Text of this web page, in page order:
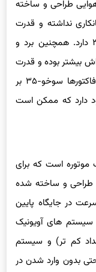
طراحی و ساخته
نداشته و قدرت
حمل سلاح بسیار بیشتری نسبت به اف-۳۵ دارد. همچنین برد و
بیشتر بوده و قدرت
مانور بسیار بالایی نیز دارد. تقریباً در تمام فاکتورها سوخو-۳۵ بر
دارد که ممکن است
موتوره است که برای
طراحی و ساخته شده
برد و سرعت در جایگاه پایین
گیرد اما سیستم های آویونیک
کم تر) و سیستم
بدون وارد شدن در